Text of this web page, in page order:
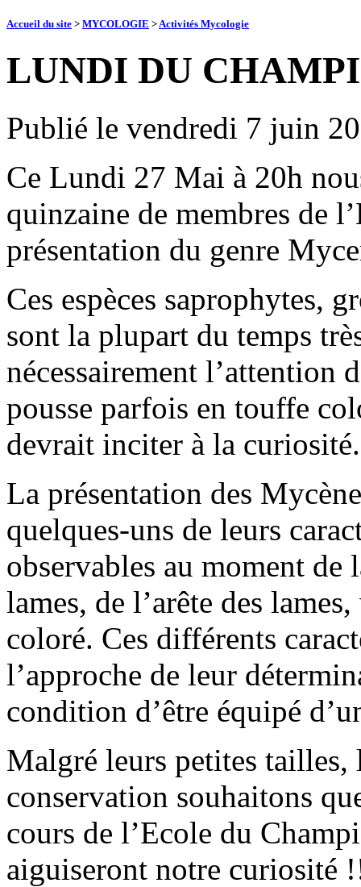
Accueil du site > MYCOLOGIE >Activités Mycologie
LUNDI DU
Publié le vendredi 7 juin
Ce Lundi 27 Mai à 20h
quinzaine de membres de
présentation du genre
Ces espèces saprophytes,
sont la plupart du temps
nécessairement l’attention
pousse parfois en touffe
devrait inciter à la curiosité.
La présentation des
quelques-uns de leurs
observables au moment de
lames, de l’arête des
coloré. Ces différents
l’approche de leur
condition d’être équipé
Malgré leurs petites
conservation souhaitons
cours de l’Ecole du
aiguiseront notre curiosité